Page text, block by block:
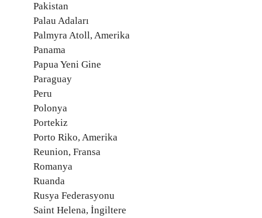
Pakistan
Palau Adaları
Palmyra Atoll, Amerika
Panama
Papua Yeni Gine
Paraguay
Peru
Polonya
Portekiz
Porto Riko, Amerika
Reunion, Fransa
Romanya
Ruanda
Rusya Federasyonu
Saint Helena, İngiltere